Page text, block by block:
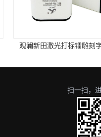
观澜蚀刻移印钢板 晒丝
扫一扫，